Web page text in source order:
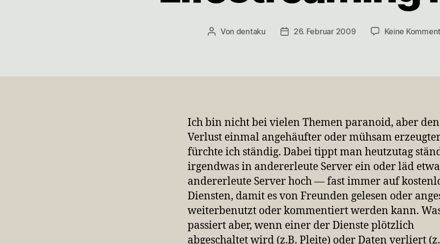
Beitragsautor
Von dentaku Veröffentlichungsdatum
26. Februar 2009 Keine
Ich bin nicht bei vielen Themen paranoid, aber den
Verlust einmal angehäufter oder mühsam
fürchte ich ständig. Dabei tippt man heutzutag
irgendwas in andererleute Server ein oder läd
andererleute Server hoch — fast immer auf
Diensten, damit es von Freunden gelesen oder
weiterbenutzt oder kommentiert werden kann.
passiert aber, wenn einer der Dienste plötzlich
abgeschaltet wird (z.B. Pleite) oder Daten verliert